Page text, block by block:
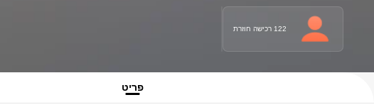
122 רכישה חוזרת
פריט